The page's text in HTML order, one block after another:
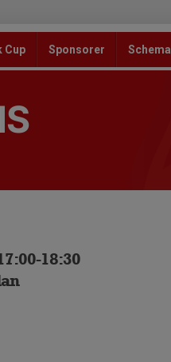
Cup Sponsorer Schema
18:30